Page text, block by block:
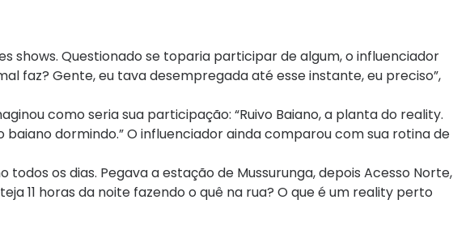
shows. Questionado se toparia participar de algum, o influenciador
faz? Gente, eu tava desempregada até esse instante, eu preciso”,
como seria sua participação: “Ruivo Baiano, a planta do reality.
baiano dormindo.” O influenciador ainda comparou com sua rotina de
os dias. Pegava a estação de Mussurunga, depois Acesso Norte,
11 horas da noite fazendo o quê na rua? O que é um reality perto